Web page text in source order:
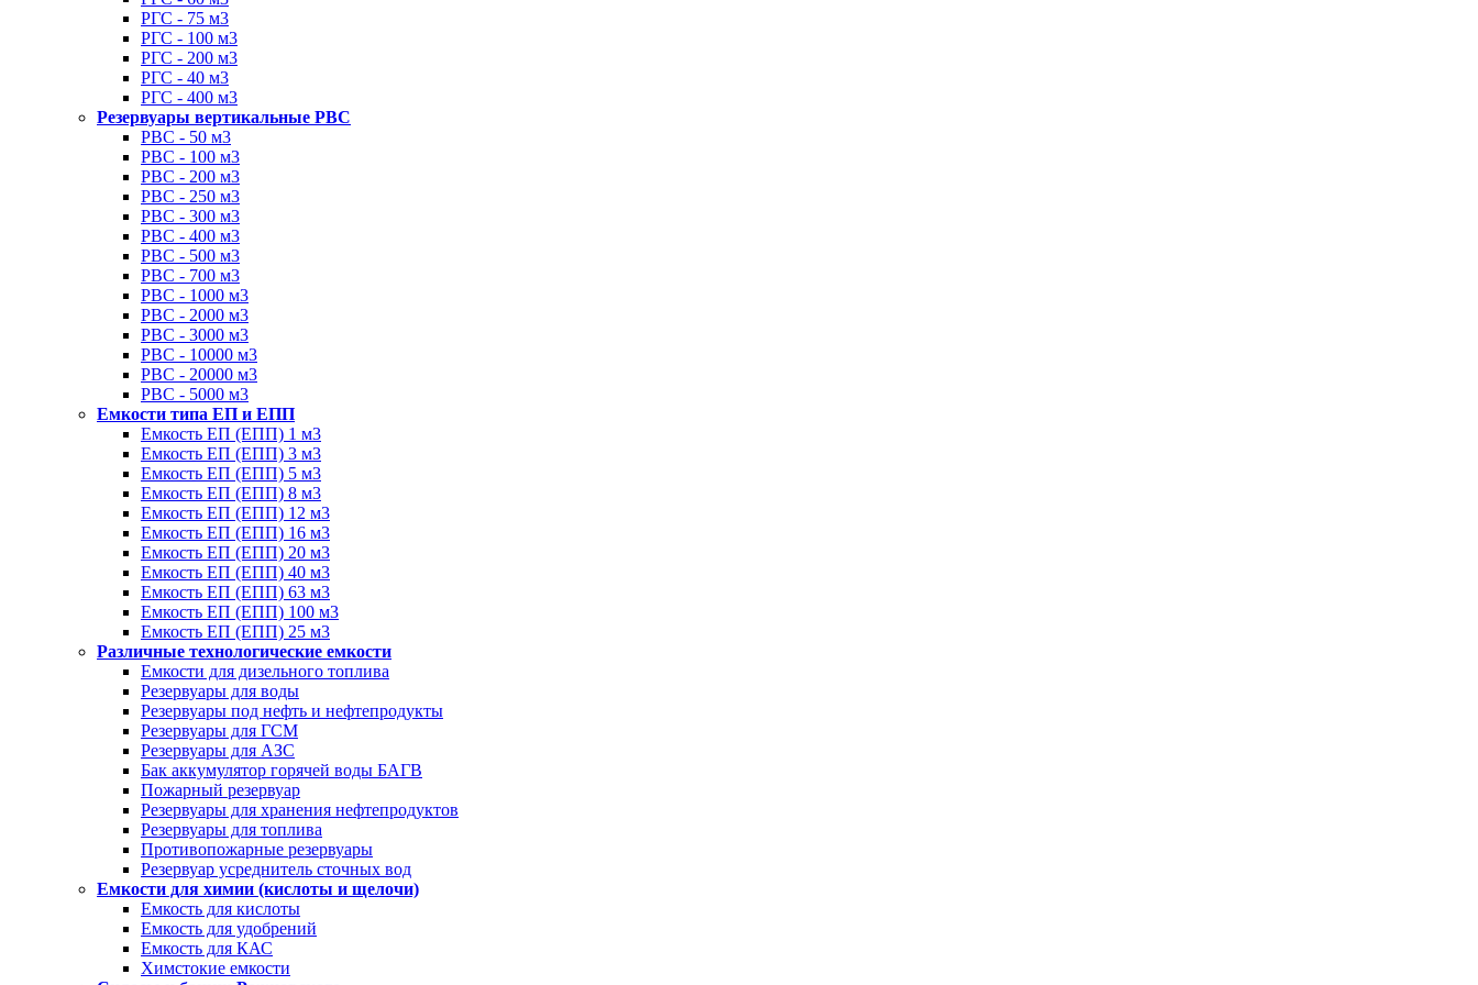
РГС - 75 м3
РГС - 100 м3
РГС - 200 м3
РГС - 40 м3
РГС - 400 м3
Резервуары вертикальные РВС
РВС - 50 м3
РВС - 100 м3
РВС - 200 м3
РВС - 250 м3
РВС - 300 м3
РВС - 400 м3
РВС - 500 м3
РВС - 700 м3
РВС - 1000 м3
РВС - 2000 м3
РВС - 3000 м3
РВС - 10000 м3
РВС - 20000 м3
РВС - 5000 м3
Емкости типа ЕП и ЕПП
Емкость ЕП (ЕПП) 1 м3
Емкость ЕП (ЕПП) 3 м3
Емкость ЕП (ЕПП) 5 м3
Емкость ЕП (ЕПП) 8 м3
Емкость ЕП (ЕПП) 12 м3
Емкость ЕП (ЕПП) 16 м3
Емкость ЕП (ЕПП) 20 м3
Емкость ЕП (ЕПП) 40 м3
Емкость ЕП (ЕПП) 63 м3
Емкость ЕП (ЕПП) 100 м3
Емкость ЕП (ЕПП) 25 м3
Различные технологические емкости
Емкости для дизельного топлива
Резервуары для воды
Резервуары под нефть и нефтепродукты
Резервуары для ГСМ
Резервуары для АЗС
Бак аккумулятор горячей воды БАГВ
Пожарный резервуар
Резервуары для хранения нефтепродуктов
Резервуары для топлива
Противопожарные резервуары
Резервуар усреднитель сточных вод
Емкости для химии (кислоты и щелочи)
Емкость для кислоты
Емкость для удобрений
Емкость для КАС
Химстокие емкости